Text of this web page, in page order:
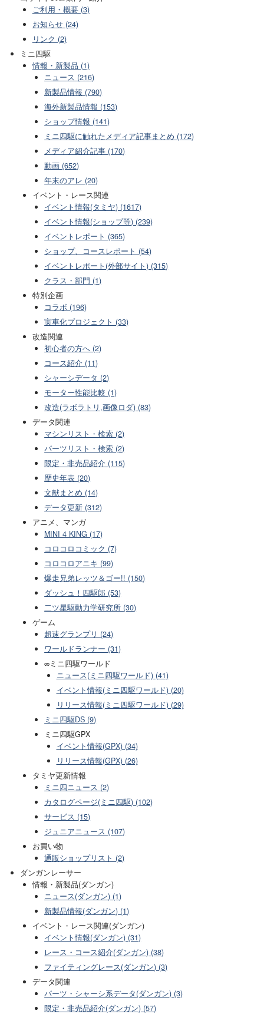
ご利用・概要 (3)
お知らせ (24)
リンク (2)
ミニ四駆
情報・新製品 (1)
ニュース (216)
新製品情報 (790)
海外新製品情報 (153)
ショップ情報 (141)
ミニ四駆に触れたメディア記事まとめ (172)
メディア紹介記事 (170)
動画 (652)
年末のアレ (20)
イベント・レース関連
イベント情報(タミヤ) (1617)
イベント情報(ショップ等) (239)
イベントレポート (365)
ショップ、コースレポート (54)
イベントレポート(外部サイト) (315)
クラス・部門 (1)
特別企画
コラボ (196)
実車化プロジェクト (33)
改造関連
初心者の方へ (2)
コース紹介 (11)
シャーシデータ (2)
モーター性能比較 (1)
改造(ラボラトリ,画像ロダ) (83)
データ関連
マシンリスト・検索 (2)
パーツリスト・検索 (2)
限定・非売品紹介 (115)
歴史年表 (20)
文献まとめ (14)
データ更新 (312)
アニメ、マンガ
MINI 4 KING (17)
コロコロコミック (7)
コロコロアニキ (99)
爆走兄弟レッツ＆ゴー!! (150)
ダッシュ！四駆郎 (53)
二ツ星駆動力学研究所 (30)
ゲーム
超速グランプリ (24)
ワールドランナー (31)
∞ミニ四駆ワールド
ニュース(ミニ四駆ワールド) (41)
イベント情報(ミニ四駆ワールド) (20)
リリース情報(ミニ四駆ワールド) (29)
ミニ四駆DS (9)
ミニ四駆GPX
イベント情報(GPX) (34)
リリース情報(GPX) (26)
タミヤ更新情報
ミニ四ニュース (2)
カタログページ(ミニ四駆) (102)
サービス (15)
ジュニアニュース (107)
お買い物
通販ショップリスト (2)
ダンガンレーサー
情報・新製品(ダンガン)
ニュース(ダンガン) (1)
新製品情報(ダンガン) (1)
イベント・レース関連(ダンガン)
イベント情報(ダンガン) (31)
レース・コース紹介(ダンガン) (38)
ファイティングレース(ダンガン) (3)
データ関連
パーツ・シャーシ系データ(ダンガン) (3)
限定・非売品紹介(ダンガン) (57)